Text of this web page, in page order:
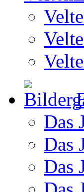
Das
Das
Das